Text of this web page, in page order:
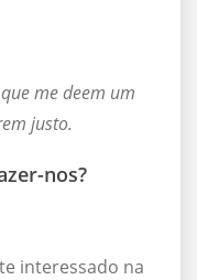
me deem um
justo.
nos?
interessado na